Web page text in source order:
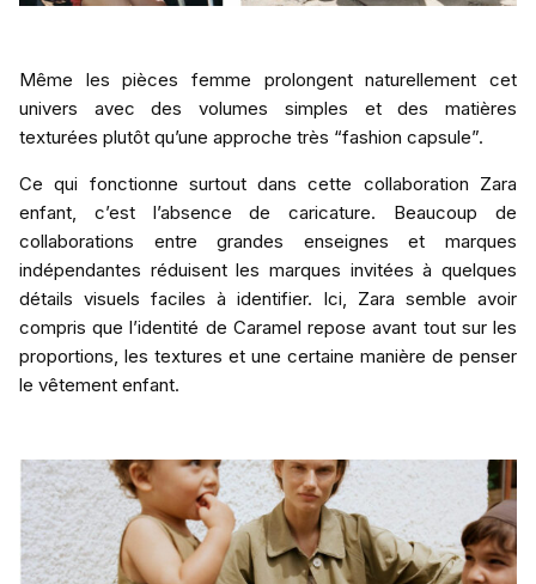
Même les pièces femme prolongent naturellement cet
univers avec des volumes simples et des matières
texturées plutôt qu’une approche très “fashion capsule”.
Ce qui fonctionne surtout dans cette collaboration Zara
enfant, c’est l’absence de caricature. Beaucoup de
collaborations entre grandes enseignes et marques
indépendantes réduisent les marques invitées à quelques
détails visuels faciles à identifier. Ici, Zara semble avoir
compris que l’identité de Caramel repose avant tout sur les
proportions, les textures et une certaine manière de penser
le vêtement enfant.